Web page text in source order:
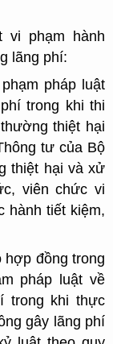
vi phạm hành
lãng phí:
pháp luật
trong khi thi
thiệt hại
tư của Bộ
thiệt hại và xử
viên chức vi
hành tiết kiệm,
hợp đồng trong
pháp luật về
trong khi thực
gây lãng phí